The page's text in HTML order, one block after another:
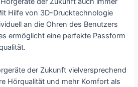
Hilfe von 3D-Drucktechnologie
an die Ohren des Benutzers
ermöglicht eine perfekte Passform
der Zukunft vielversprechend
Hörqualität und mehr Komfort als